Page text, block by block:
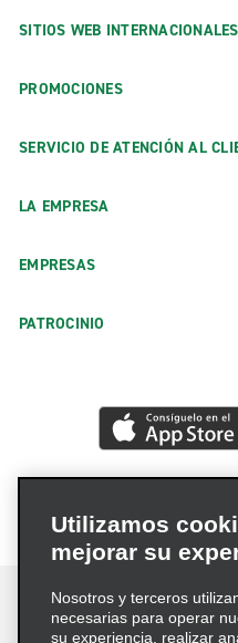
SITIOS WEB INTERNACIONALES
PROMOCIONES
SERVICIO DE ATENCIÓN AL
LA EMPRESA
EMPRESAS
PATROCINIO
Utilizamos
mejorar su
Nosotros y terceros
necesarias para operar
su experiencia, realizar